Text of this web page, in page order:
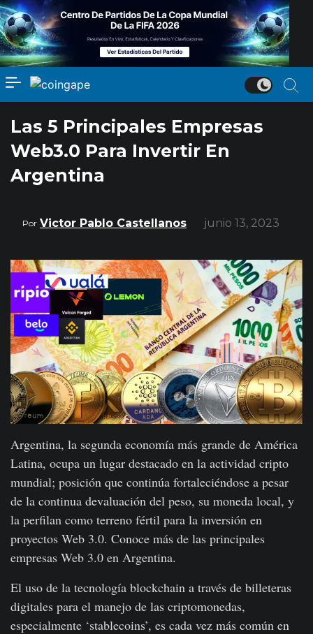
Las 5 Principales Empresas
Web3.0 Para Invertir En
Argentina
Por Victor Pablo Castellanos junio 13, 2023
Argentina, la segunda economía más grande de América
Latina, ocupa un lugar destacado en la actividad cripto
mundial; posición que continúa fortaleciéndose a pesar
de la continua devaluación del peso, su moneda local, y
la perfilan como terreno fértil para la inversión en
proyectos Web 3.0. Conoce más de las principales
empresas Web 3.0 en Argentina.
El uso de la tecnología blockchain a través de billeteras
digitales para el manejo de las criptomonedas,
especialmente ‘stablecoins’, es cada vez más común en